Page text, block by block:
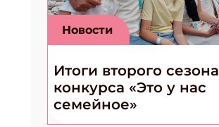
Новости
Итоги второго сезона
конкурса «Это у нас
семейное»